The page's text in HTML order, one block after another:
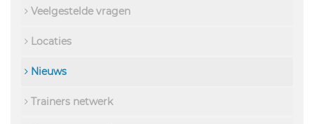
Veelgestelde vragen
Locaties
Nieuws
Trainers netwerk